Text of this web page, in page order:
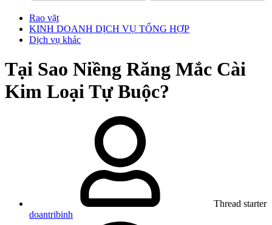
Rao vặt
KINH DOANH DỊCH VỤ TỔNG HỢP
Dịch vụ khác
Tại Sao Niềng Răng Mắc Cài
Kim Loại Tự Buộc?
Thread starter
doantribinh